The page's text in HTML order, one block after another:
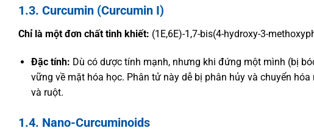
1.3. Curcumin (Curcumin I)
Chỉ là một đơn chất tinh khiết: (1E,6E)-1,7-bis(4-hydroxy-3-
Đặc tính: Dù có dược tính mạnh, nhưng khi đứng một mình (bị
vững về mặt hóa học. Phân tử này dễ bị phân hủy và chuyển
và ruột.
1.4. Nano-Curcuminoids